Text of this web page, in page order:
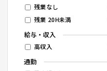
残業なし
残業 20H未満
給与・収入
高収入
通勤